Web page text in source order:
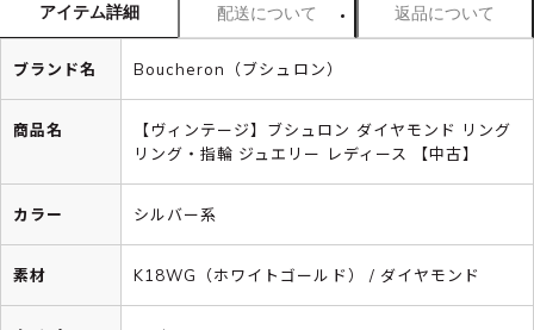
アイテム詳細 配送について 返品について
ブランド名 Boucheron（ブシュロン）
商品名
【ヴィンテージ】ブシュロン ダイヤモンド リング
リング・指輪 ジュエリー レディース 【中古】
カラー シルバー系
素材 K18WG（ホワイトゴールド） / ダイヤモンド